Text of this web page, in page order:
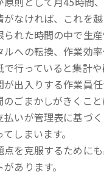
なければ、これを
られた時間の中で生
への転換、作業効率
で行っていると集計
が出入りする作業員
ごまかしがきくこと
払いが管理表に基づ
しまいます。
点を克服するために
あります。